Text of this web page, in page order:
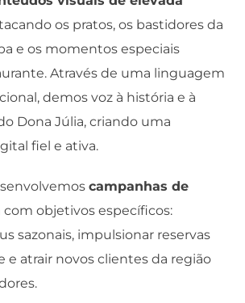
os pratos, os bastidores da
e os momentos especiais
Através de uma linguagem
demos voz à história e à
Dona Júlia, criando uma
fiel e ativa.
campanhas de
com objetivos específicos:
sazonais, impulsionar reservas
e atrair novos clientes da região